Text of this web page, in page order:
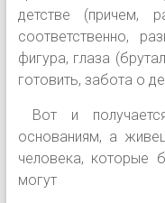
детстве (причем,
соответственно,
фигура, глаза
готовить, забота о
Вот и
основаниям, а
человека, которые
могут